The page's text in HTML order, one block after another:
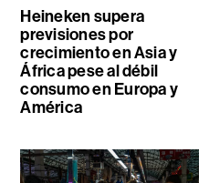
Heineken supera
previsiones por
crecimiento en Asia y
África pese al débil
consumo en Europa y
América